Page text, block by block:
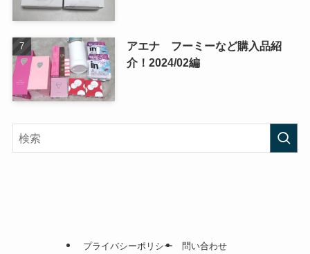
アエナ フーミーなど購入品紹
介！2024/02編
プライバシーポリシー 問い合わせ